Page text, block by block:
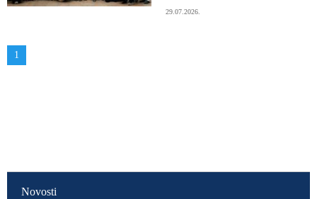
29.07.2026.
Obilježavanje
strana
Aktuelna
1
Novosti